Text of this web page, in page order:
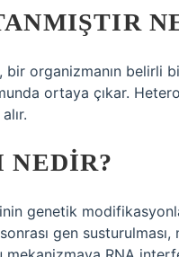
bir organizmanın belirli
ortaya çıkar.
NEDIR?
genetik
gen susturulması,